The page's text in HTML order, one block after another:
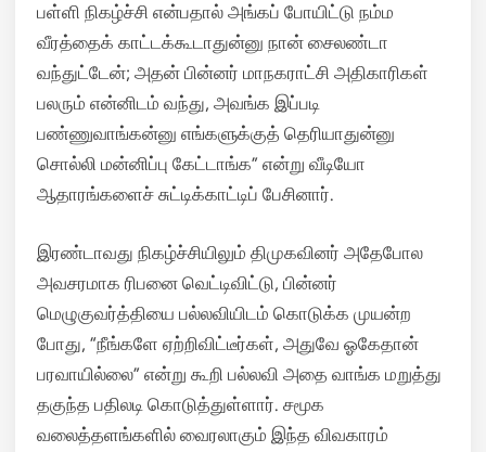
பள்ளி நிகழ்ச்சி என்பதால் அங்கப் போயிட்டு நம்ம
வீரத்தைக் காட்டக்கூடாதுன்னு நான் சைலண்டா
வந்துட்டேன்; அதன் பின்னர் மாநகராட்சி அதிகாரிகள்
பலரும் என்னிடம் வந்து, அவங்க இப்படி
பண்ணுவாங்கன்னு எங்களுக்குத் தெரியாதுன்னு
சொல்லி மன்னிப்பு கேட்டாங்க” என்று வீடியோ
ஆதாரங்களைச் சுட்டிக்காட்டிப் பேசினார்.
இரண்டாவது நிகழ்ச்சியிலும் திமுகவினர் அதேபோல
அவசரமாக ரிபனை வெட்டிவிட்டு, பின்னர்
மெழுகுவர்த்தியை பல்லவியிடம் கொடுக்க முயன்ற
போது, “நீங்களே ஏற்றிவிட்டீர்கள், அதுவே ஓகேதான்
பரவாயில்லை” என்று கூறி பல்லவி அதை வாங்க மறுத்து
தகுந்த பதிலடி கொடுத்துள்ளார். சமூக
வலைத்தளங்களில் வைரலாகும் இந்த விவகாரம்